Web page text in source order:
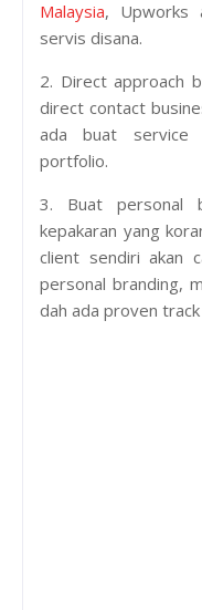
Malaysia, Upworks
servis disana.
2. Direct approach
direct contact
ada buat service
portfolio.
3. Buat personal
kepakaran yang
client sendiri akan
personal branding,
dah ada proven